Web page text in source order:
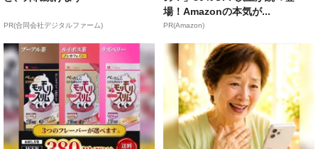
PR(合同会社デジタルファーム)
場！Amazonの本気が...
PR(Amazon)